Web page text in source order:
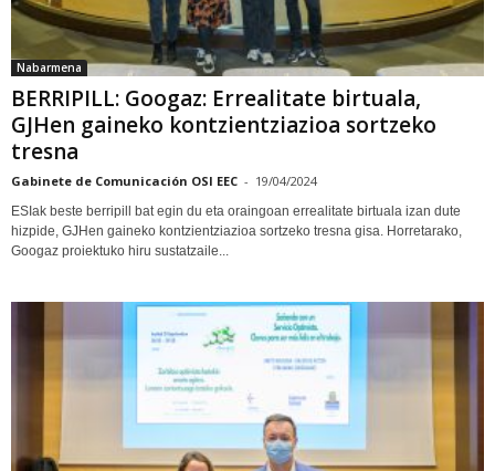
Nabarmena
BERRIPILL: Googaz: Errealitate birtuala,
GJHen gaineko kontzientziazioa sortzeko
tresna
Gabinete de Comunicación OSI EEC - 19/04/2024
ESIak beste berripill bat egin du eta oraingoan errealitate birtuala izan dute
hizpide, GJHen gaineko kontzientziazioa sortzeko tresna gisa. Horretarako,
Googaz proiektuko hiru sustatzaile...